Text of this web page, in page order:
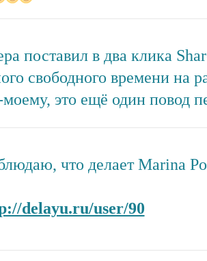
поставил в два клика
свободного времени на
это ещё один повод
что делает Marina
delayu.ru/user/90